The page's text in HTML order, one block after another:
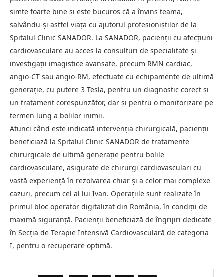
simte foarte bine și este bucuros că a învins teama,
salvându-și astfel viața cu ajutorul profesioniștilor de la
Spitalul Clinic SANADOR. La SANADOR, pacienții cu afecțiuni
cardiovasculare au acces la consulturi de specialitate și
investigații imagistice avansate, precum RMN cardiac,
angio-CT sau angio-RM, efectuate cu echipamente de ultimă
generație, cu putere 3 Tesla, pentru un diagnostic corect și
un tratament corespunzător, dar și pentru o monitorizare pe
termen lung a bolilor inimii.
Atunci când este indicată intervenția chirurgicală, pacienții
beneficiază la Spitalul Clinic SANADOR de tratamente
chirurgicale de ultimă generație pentru bolile
cardiovasculare, asigurate de chirurgi cardiovasculari cu
vastă experiență în rezolvarea chiar și a celor mai complexe
cazuri, precum cel al lui Ivan. Operațiile sunt realizate în
primul bloc operator digitalizat din România, în condiții de
maximă siguranță. Pacienții beneficiază de îngrijiri dedicate
în Secția de Terapie Intensivă Cardiovasculară de categoria
I, pentru o recuperare optimă.